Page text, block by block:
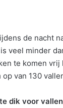
de nacht
veel minder
te komen vrij
van 130
dik voor